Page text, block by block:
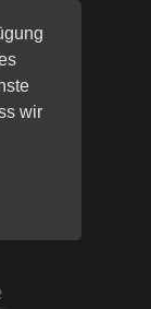
wir